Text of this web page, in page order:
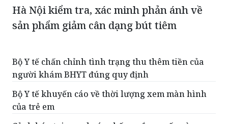
Hà Nội kiểm tra, xác minh phản ánh về
sản phẩm giảm cân dạng bút tiêm
Bộ Y tế chấn chỉnh tình trạng thu thêm tiền của
người khám BHYT đúng quy định
Bộ Y tế khuyến cáo về thời lượng xem màn hình
của trẻ em